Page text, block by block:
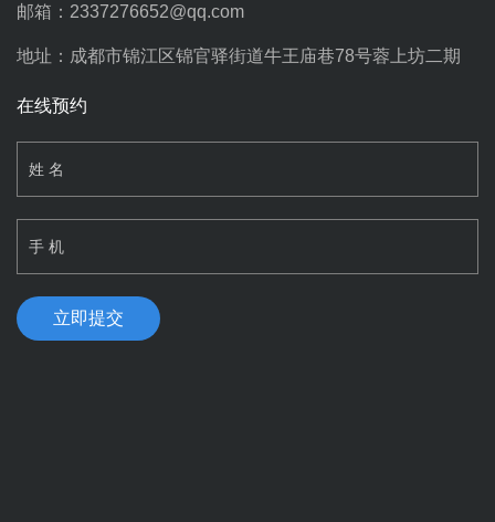
邮箱：2337276652@qq.com
地址：成都市锦江区锦官驿街道牛王庙巷78号蓉上坊二期
在线预约